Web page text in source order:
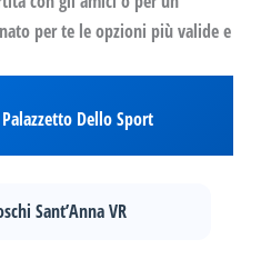
per te le opzioni più valide e
Dello Sport
Sant’Anna VR